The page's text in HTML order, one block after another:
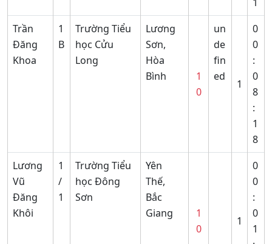
Trần
Đăng
Khoa
1
B
Trường Tiểu
học Cửu
Long
Lương
Sơn,
Hòa
Bình
1
0
un
de
fin
ed
1
0
0
:
0
8
:
1
8
Lương
Vũ
Đăng
Khôi
1
/
1
Trường Tiểu
học Đông
Sơn
Yên
Thế,
Bắc
Giang
1
0
1
0
0
:
0
1